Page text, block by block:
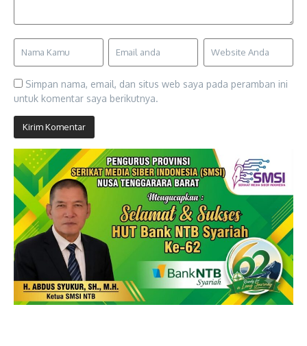
Simpan nama, email, dan situs web saya pada peramban ini
untuk komentar saya berikutnya.